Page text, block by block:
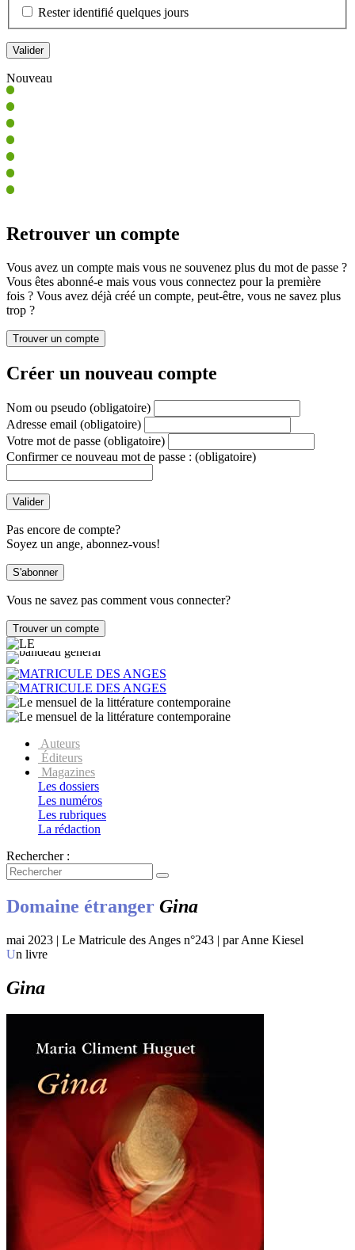
Rester identifié quelques jours
Nouveau
Retrouver un compte
Vous avez un compte mais vous ne souvenez plus du mot de passe ?
Vous êtes abonné-e mais vous vous connectez pour la première
fois ? Vous avez déjà créé un compte, peut-être, vous ne savez plus
trop ?
Créer un nouveau compte
Nom ou pseudo (obligatoire)
Adresse email (obligatoire)
Votre mot de passe (obligatoire)
Confirmer ce nouveau mot de passe : (obligatoire)
Pas encore de compte?
Soyez un ange, abonnez-vous!
Vous ne savez pas comment vous connecter?
Auteurs
Éditeurs
Magazines
Les dossiers
Les numéros
Les rubriques
La rédaction
Rechercher :
Domaine étranger Gina
mai 2023 | Le Matricule des Anges n°243 | par Anne Kiesel
Un livre
Gina